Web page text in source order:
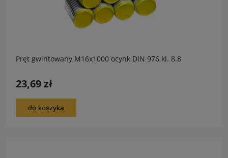
Pręt gwintowany M16x1000 ocynk DIN 976 kl. 8.8
23,69 zł
do koszyka